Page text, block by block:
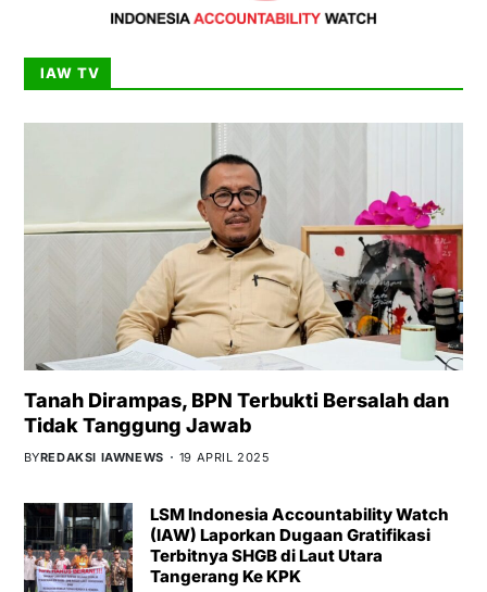
IAW TV
Tanah Dirampas, BPN Terbukti Bersalah dan
Tidak Tanggung Jawab
BYREDAKSI IAWNEWS 19 APRIL 2025
LSM Indonesia Accountability Watch
(IAW) Laporkan Dugaan Gratifikasi
Terbitnya SHGB di Laut Utara
Tangerang Ke KPK